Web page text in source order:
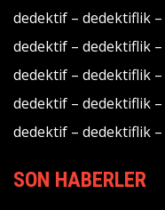
dedektif – dedektiflik –
dedektif – dedektiflik –
dedektif – dedektiflik –
dedektif – dedektiflik –
dedektif – dedektiflik –
SON HABERLER